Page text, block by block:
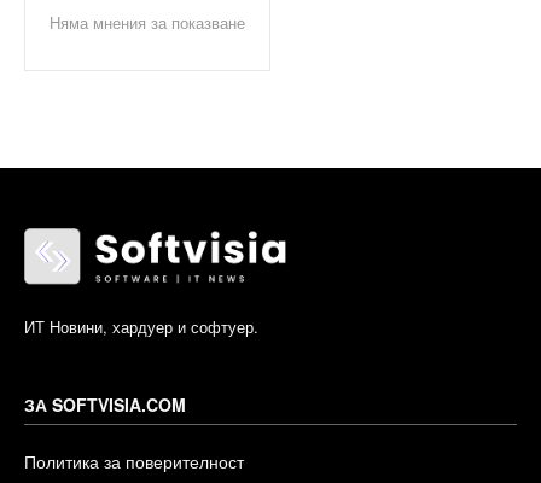
Няма мнения за показване
ИТ Новини, хардуер и софтуер.
ЗА SOFTVISIA.COM
Политика за поверителност